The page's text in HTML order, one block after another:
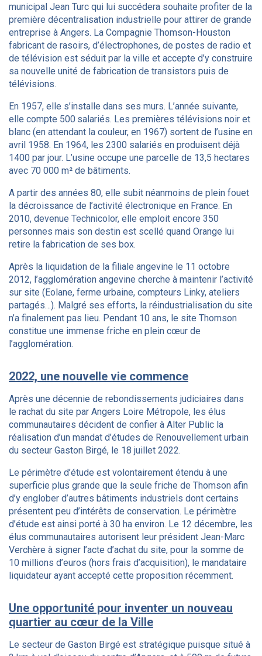
municipal Jean Turc qui lui succédera souhaite profiter de la
première décentralisation industrielle pour attirer de grande
entreprise à Angers. La Compagnie Thomson-Houston
fabricant de rasoirs, d’électrophones, de postes de radio et
de télévision est séduit par la ville et accepte d’y construire
sa nouvelle unité de fabrication de transistors puis de
télévisions.
En 1957, elle s’installe dans ses murs. L’année suivante,
elle compte 500 salariés. Les premières télévisions noir et
blanc (en attendant la couleur, en 1967) sortent de l’usine en
avril 1958. En 1964, les 2300 salariés en produisent déjà
1400 par jour. L’usine occupe une parcelle de 13,5 hectares
avec 70 000 m² de bâtiments.
A partir des années 80, elle subit néanmoins de plein fouet
la décroissance de l’activité électronique en France. En
2010, devenue Technicolor, elle emploit encore 350
personnes mais son destin est scellé quand Orange lui
retire la fabrication de ses box.
Après la liquidation de la filiale angevine le 11 octobre
2012, l’agglomération angevine cherche à maintenir l’activité
sur site (Eolane, ferme urbaine, compteurs Linky, ateliers
partagés…). Malgré ses efforts, la réindustrialisation du site
n’a finalement pas lieu. Pendant 10 ans, le site Thomson
constitue une immense friche en plein cœur de
l’agglomération.
2022, une nouvelle vie commence
Après une décennie de rebondissements judiciaires dans
le rachat du site par Angers Loire Métropole, les élus
communautaires décident de confier à Alter Public la
réalisation d’un mandat d’études de Renouvellement urbain
du secteur Gaston Birgé, le 18 juillet 2022.
Le périmètre d’étude est volontairement étendu à une
superficie plus grande que la seule friche de Thomson afin
d’y englober d’autres bâtiments industriels dont certains
présentent peu d’intérêts de conservation. Le périmètre
d’étude est ainsi porté à 30 ha environ. Le 12 décembre, les
élus communautaires autorisent leur président Jean-Marc
Verchère à signer l’acte d’achat du site, pour la somme de
10 millions d’euros (hors frais d’acquisition), le mandataire
liquidateur ayant accepté cette proposition récemment.
Une opportunité pour inventer un nouveau
quartier au cœur de la Ville
Le secteur de Gaston Birgé est stratégique puisque situé à